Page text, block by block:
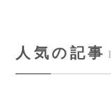
人気の記事